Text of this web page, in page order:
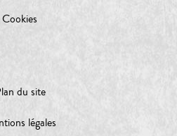
Cookies
du site
légales